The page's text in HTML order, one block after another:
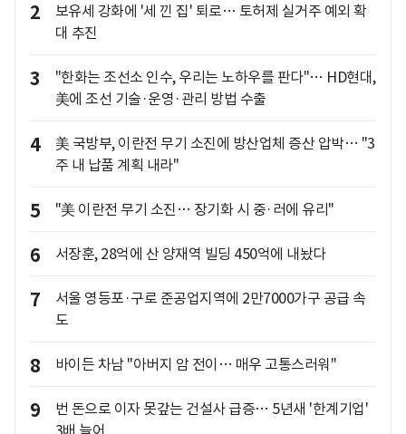
2
보유세 강화에 '세 낀 집' 퇴로… 토허제 실거주 예외 확
대 추진
3
"한화는 조선소 인수, 우리는 노하우를 판다"… HD현대,
美에 조선 기술·운영·관리 방법 수출
4
美 국방부, 이란전 무기 소진에 방산업체 증산 압박… "3
주 내 납품 계획 내라"
5 "美 이란전 무기 소진… 장기화 시 중·러에 유리"
6 서장훈, 28억에 산 양재역 빌딩 450억에 내놨다
7
서울 영등포·구로 준공업지역에 2만7000가구 공급 속
도
8 바이든 차남 "아버지 암 전이… 매우 고통스러워"
9
번 돈으로 이자 못갚는 건설사 급증… 5년새 '한계기업'
3배 늘어